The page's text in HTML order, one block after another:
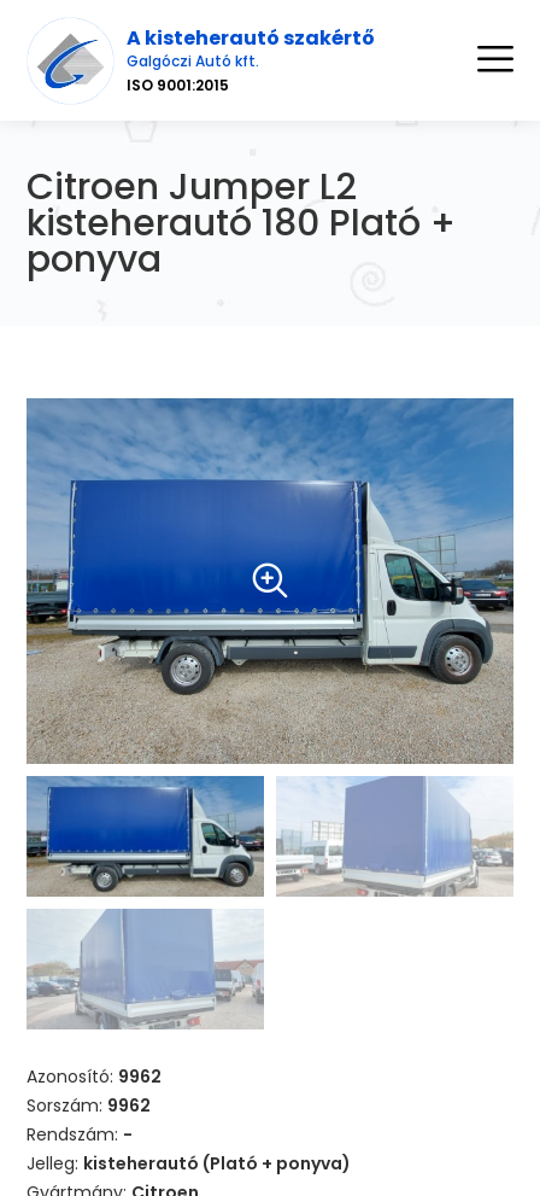
A kisteherautó szakértő
Galgóczi Autó kft.
ISO 9001:2015
Citroen Jumper L2
kisteherautó 180 Plató +
ponyva
Azonosító: 9962
Sorszám: 9962
Rendszám: -
Jelleg: kisteherautó (Plató + ponyva)